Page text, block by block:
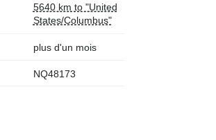
5640 km to "United
States/Columbus"
plus d'un mois
NQ48173